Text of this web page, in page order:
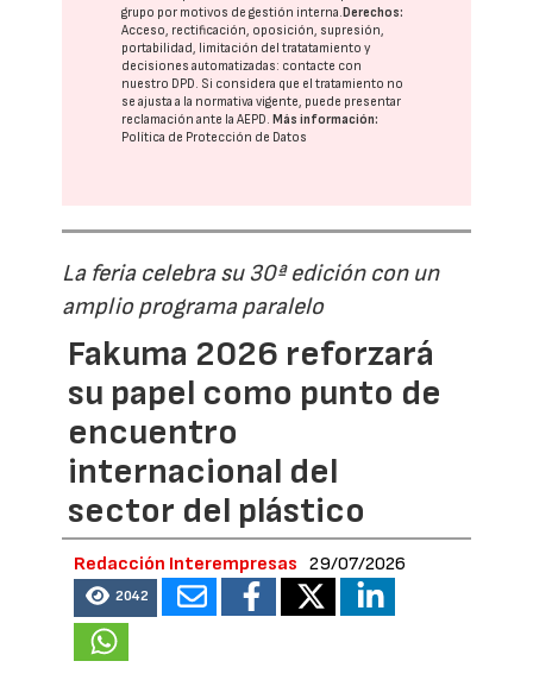
grupo por motivos de gestión interna.Derechos:
Acceso, rectificación, oposición, supresión,
portabilidad, limitación del tratatamiento y
decisiones automatizadas: contacte con
nuestro DPD . Si considera que el tratamiento no
se ajusta a la normativa vigente, puede presentar
reclamación ante laAEPD .Más información:
Política de Protección de Datos
La feria celebra su 30ª edición con un
amplio programa paralelo
Fakuma 2026 reforzará
su papel como punto de
encuentro
internacional del
sector del plástico
Redacción Interempresas 29/07/2026
2042